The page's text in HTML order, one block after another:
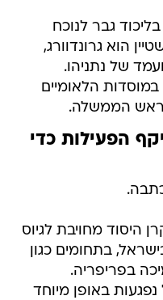
גבר לנוכח
הוא גרונדוורג,
של נתניהו.
במוסדות הלאומיים
ראש הממשלה.
הפעילות כדי
היסוד מחויבת לגיוס
בתחומים כגון
בפריפריה.
באופן מיוחד